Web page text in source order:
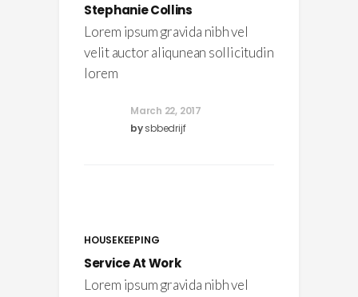
Stephanie Collins
Lorem ipsum gravida nibh vel
velit auctor aliqunean sollicitudin
lorem
March 22, 2017
bysbbedrijf
HOUSEKEEPING
Service At Work
Lorem ipsum gravida nibh vel